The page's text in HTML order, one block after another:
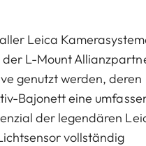
Leica
L-Mount
genutzt werden, deren
Bajonett eine
der legendären
vollständig